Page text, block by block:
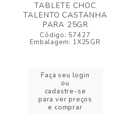
TABLETE CHOC
TALENTO CASTANHA
PARA 25GR
Código: 57427
Embalagem: 1X25GR
Faça seu login
ou
cadastre-se
para ver preços
e comprar